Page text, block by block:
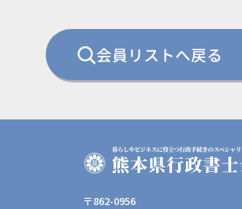
会員リストへ戻る
〒862-0956